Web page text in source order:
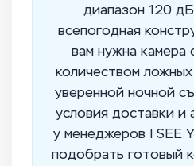
диапазон 120
всепогодная
вам нужна камера
количеством
уверенной ночной
условия доставки и
у менеджеров I SEE
подобрать готовый